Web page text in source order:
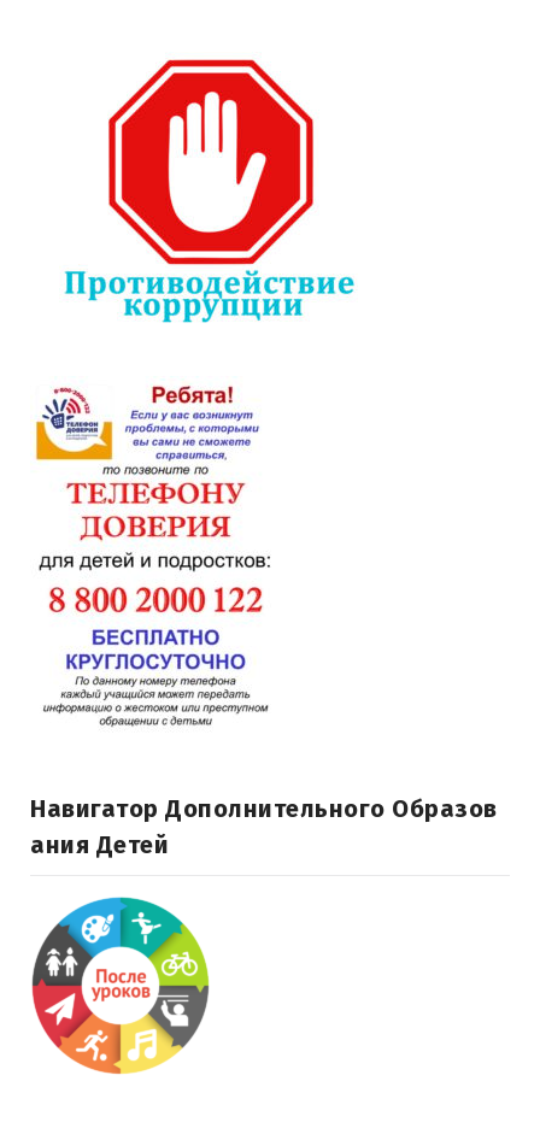
Навигатор Дополнительного Образов
Ания Детей